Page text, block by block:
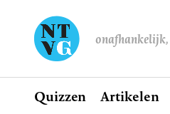
Home
Quizzen Artikelen